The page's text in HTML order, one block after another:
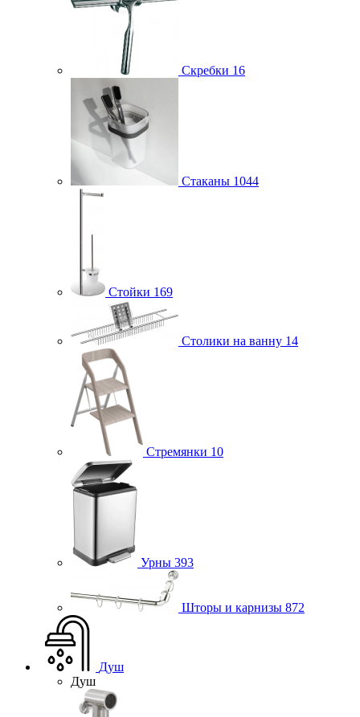
Скребки 16
Стаканы 1044
Стойки 169
Столики на ванну 14
Стремянки 10
Урны 393
Шторы и карнизы 872
Душ
Душ